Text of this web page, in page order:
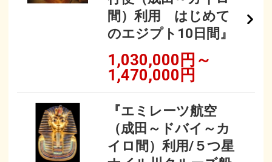
間）利用 はじめて
のエジプト10日間』
1,030,000円～
1,470,000円
『エミレーツ航空
（成田～ドバイ～カ
イロ間）利用/５つ星